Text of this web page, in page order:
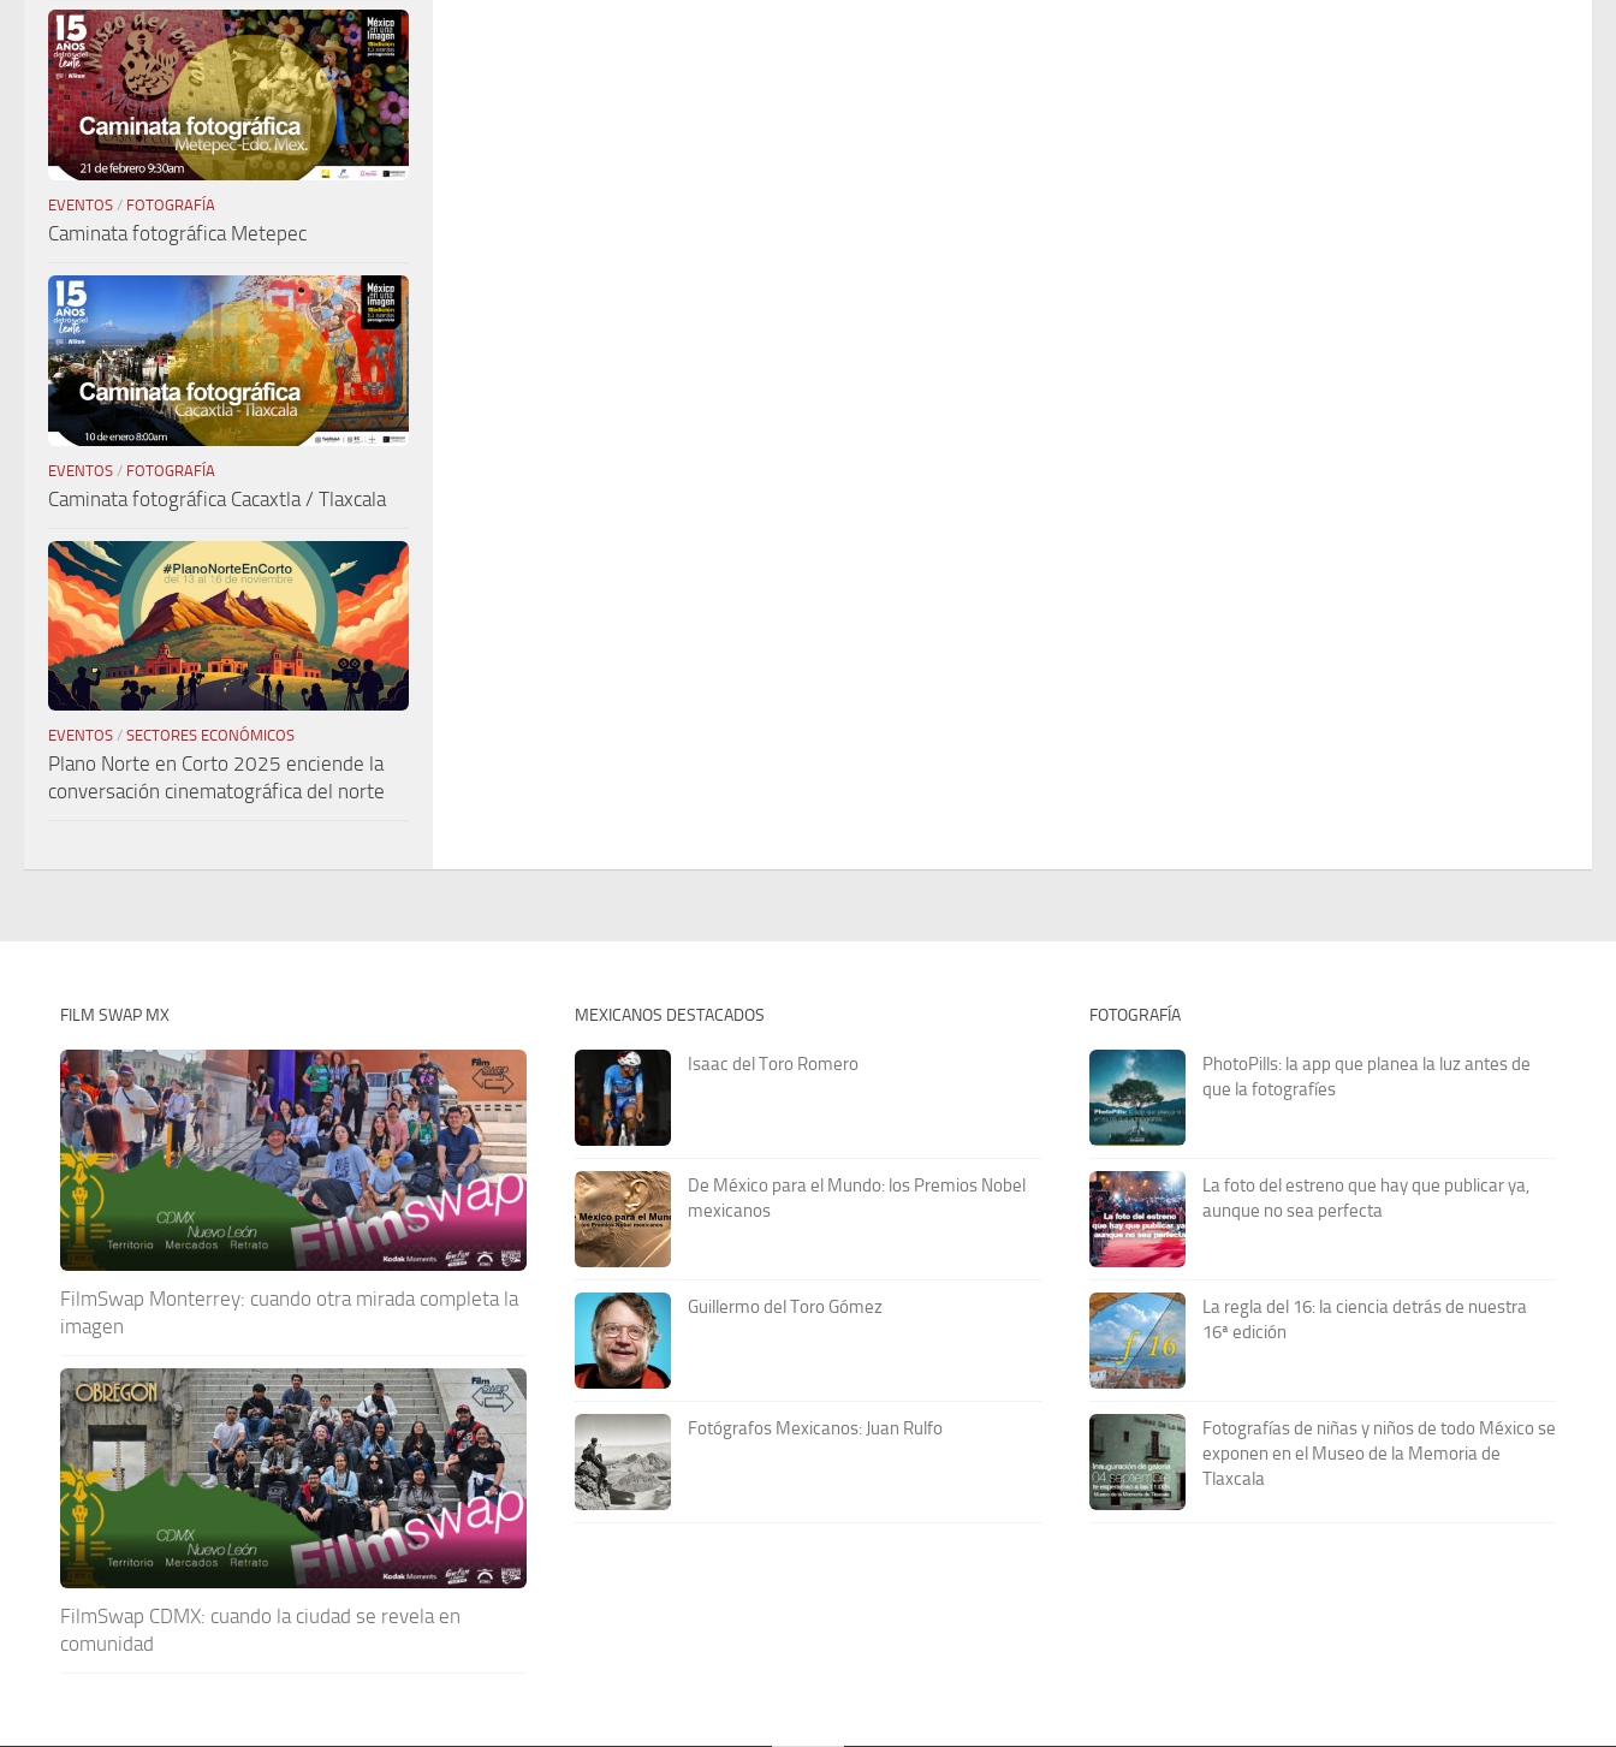
EVENTOS / FOTOGRAFÍA
Caminata fotográfica Metepec
EVENTOS / FOTOGRAFÍA
Caminata fotográfica Cacaxtla / Tlaxcala
EVENTOS / SECTORES ECONÓMICOS
Plano Norte en Corto 2025 enciende la
conversación cinematográfica del norte
FILM SWAP MX
FilmSwap Monterrey: cuando otra mirada completa la
imagen
FilmSwap CDMX: cuando la ciudad se revela en
comunidad
MEXICANOS DESTACADOS
Isaac del Toro Romero
De México para el Mundo: los Premios Nobel
mexicanos
Guillermo del Toro Gómez
Fotógrafos Mexicanos: Juan Rulfo
FOTOGRAFÍA
PhotoPills: la app que planea la luz antes de
que la fotografíes
La foto del estreno que hay que publicar ya,
aunque no sea perfecta
La regla del 16: la ciencia detrás de nuestra
16ª edición
Fotografías de niñas y niños de todo México se
exponen en el Museo de la Memoria de
Tlaxcala